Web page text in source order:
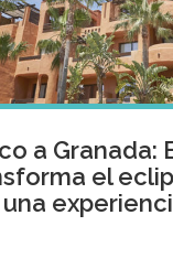
a Granada:
el